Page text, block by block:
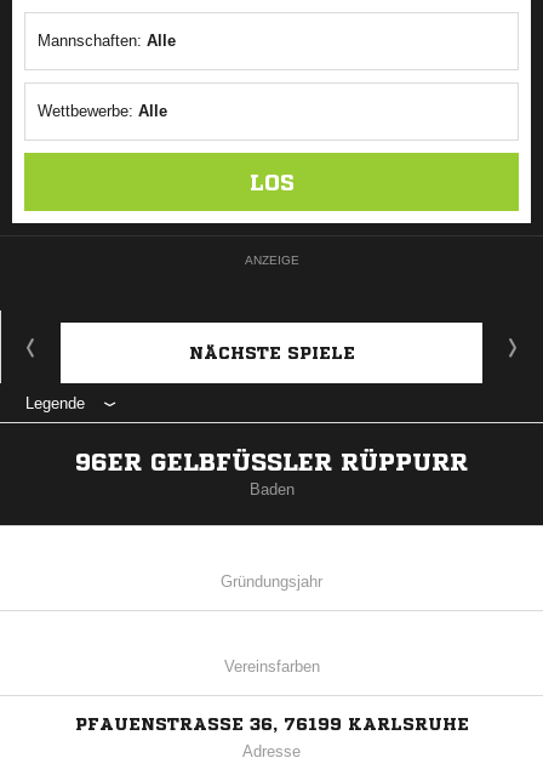
Mannschaften: Alle
Wettbewerbe: Alle
LOS
ANZEIGE
NÄCHSTE SPIELE
Legende
96ER GELBFÜSSLER RÜPPURR
Baden
Gründungsjahr
Vereinsfarben
PFAUENSTRASSE 36, 76199 KARLSRUHE
Adresse